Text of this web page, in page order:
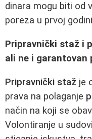
dinara mogu biti od
poreza u prvoj
Pripravnički staž i
ali ne i garantovan
Pripravnički staž je
prava na polaganje
način na koji se
Volontiranje u